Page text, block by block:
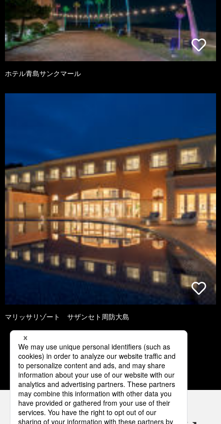
ホテル青島サンクマール
マリッサリゾート サザンセト周防大島
1 2 3 4 5
パナソニックの電気設備 SNSアカウント